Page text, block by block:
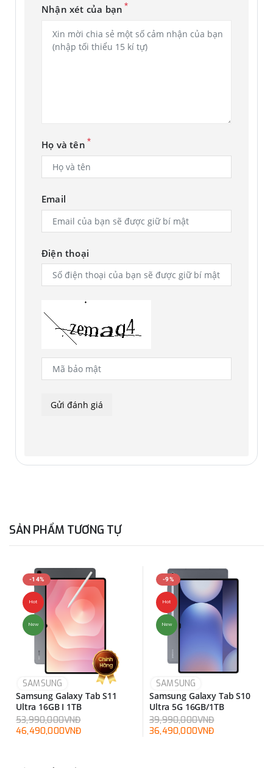
Nhận xét của bạn *
Họ và tên *
Email
Điện thoại
SẢN PHẨM TƯƠNG TỰ
-14%
Hot
New
SAMSUNG
Samsung Galaxy Tab S11
Ultra 16GB I 1TB
53,990,000VNĐ
46,490,000VNĐ
-9%
Hot
New
SAMSUNG
Samsung Galaxy Tab S10
Ultra 5G 16GB/1TB
39,990,000VNĐ
36,490,000VNĐ